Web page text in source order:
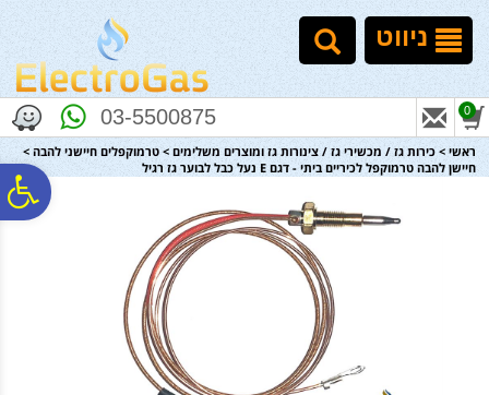
נגישות
אתר
המרכזי
ניווט
03-5500875 0
ראשי > כירות גז / מכשירי גז / צינורות גז ומוצרים משלימים > טרמוקפלים חיישני להבה >
חיישן להבה טרמוקפל לכיריים ביתי - דגם E נעל כבל לבוער גז רגיל